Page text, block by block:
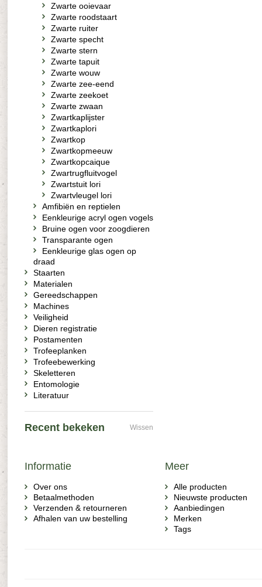
Zwarte ooievaar
Zwarte roodstaart
Zwarte ruiter
Zwarte specht
Zwarte stern
Zwarte tapuit
Zwarte wouw
Zwarte zee-eend
Zwarte zeekoet
Zwarte zwaan
Zwartkaplijster
Zwartkaplori
Zwartkop
Zwartkopmeeuw
Zwartkopcaique
Zwartrugfluitvogel
Zwartstuit lori
Zwartvleugel lori
Amfibiën en reptielen
Eenkleurige acryl ogen vogels
Bruine ogen voor zoogdieren
Transparante ogen
Eenkleurige glas ogen op
draad
Staarten
Materialen
Gereedschappen
Machines
Veiligheid
Dieren registratie
Postamenten
Trofeeplanken
Trofeebewerking
Skeletteren
Entomologie
Literatuur
Recent bekeken Wissen
Informatie
Over ons
Betaalmethoden
Verzenden & retourneren
Afhalen van uw bestelling
Meer
Alle producten
Nieuwste producten
Aanbiedingen
Merken
Tags